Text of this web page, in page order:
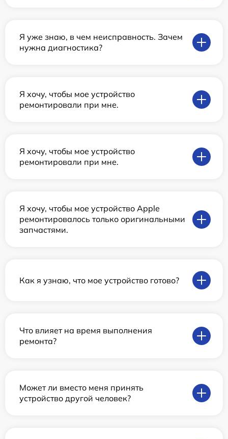
Я уже знаю, в чем неисправность. Зачем
нужна диагностика?
Я хочу, чтобы мое устройство
ремонтировали при мне.
Я хочу, чтобы мое устройство
ремонтировали при мне.
Я хочу, чтобы мое устройство Apple
ремонтировалось только оригинальными
запчастями.
Как я узнаю, что мое устройство готово?
Что влияет на время выполнения
ремонта?
Может ли вместо меня принять
устройство другой человек?